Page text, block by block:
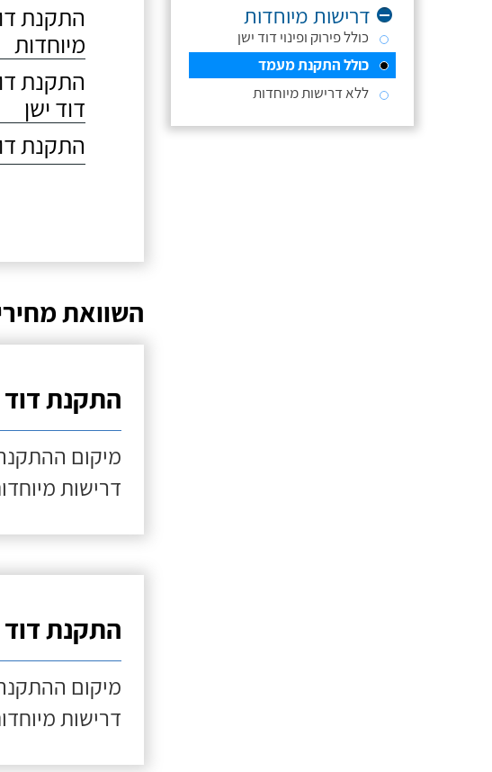
דרישות מיוחדות
כולל פירוק ופינוי דוד ישן
כולל התקנת מעמד
ללא דרישות מיוחדות
מיוחדות
דוד ישן
התקנת דוד שמש, 150 ליטר,
השוואת
התקנת דוד
מיקום
דרישות
התקנת דוד
מיקום
דרישות